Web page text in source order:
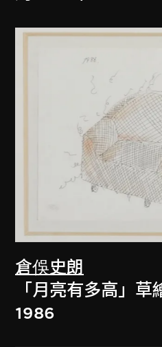
倉俁史朗
「月亮有多高」草
1986